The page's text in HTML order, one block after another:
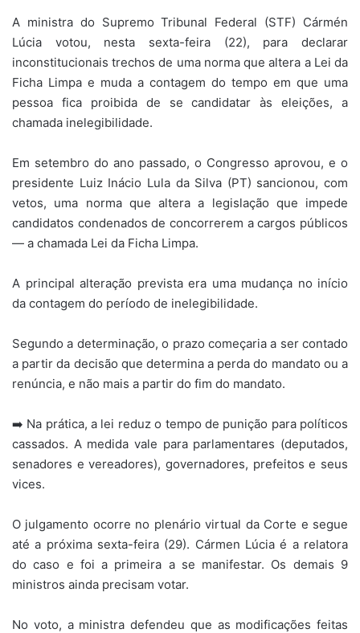
A ministra do Supremo Tribunal Federal (STF) Cármén
Lúcia votou, nesta sexta-feira (22), para declarar
inconstitucionais trechos de uma norma que altera a Lei da
Ficha Limpa e muda a contagem do tempo em que uma
pessoa fica proibida de se candidatar às eleições, a
chamada inelegibilidade.
Em setembro do ano passado, o Congresso aprovou, e o
presidente Luiz Inácio Lula da Silva (PT) sancionou, com
vetos, uma norma que altera a legislação que impede
candidatos condenados de concorrerem a cargos públicos
— a chamada Lei da Ficha Limpa.
A principal alteração prevista era uma mudança no início
da contagem do período de inelegibilidade.
Segundo a determinação, o prazo começaria a ser contado
a partir da decisão que determina a perda do mandato ou a
renúncia, e não mais a partir do fim do mandato.
➡️ Na prática, a lei reduz o tempo de punição para políticos
cassados. A medida vale para parlamentares (deputados,
senadores e vereadores), governadores, prefeitos e seus
vices.
O julgamento ocorre no plenário virtual da Corte e segue
até a próxima sexta-feira (29). Cármen Lúcia é a relatora
do caso e foi a primeira a se manifestar. Os demais 9
ministros ainda precisam votar.
No voto, a ministra defendeu que as modificações feitas